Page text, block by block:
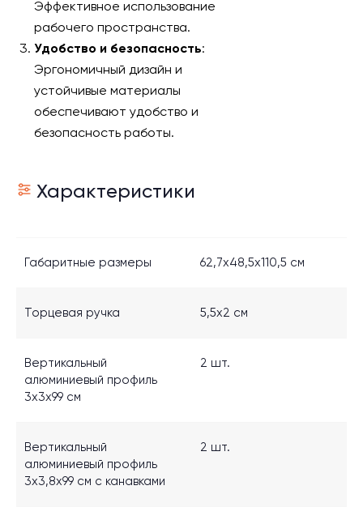
Эффективное использование
рабочего пространства.
Удобство и безопасность:
Эргономичный дизайн и
устойчивые материалы
обеспечивают удобство и
безопасность работы.
Характеристики
Габаритные размеры 62,7x48,5x110,5 см
Торцевая ручка 5,5x2 см
Вертикальный
алюминиевый профиль
3х3х99 см
2 шт.
Вертикальный
алюминиевый профиль
3х3,8х99 см с канавками
2 шт.
Для кого
Учебные классы
Клиенту
Отзывы
FAQ